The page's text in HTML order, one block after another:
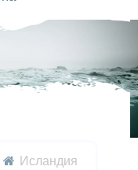
Исландия